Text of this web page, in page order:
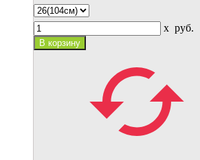
x руб.